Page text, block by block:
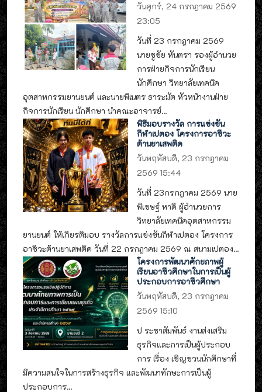
วันศุกร์, 24 กรกฎาคม 2569
23:05
วันที่ 23 กรกฎาคม 2569
นายชูชัย หันตรา รองผู้อำนวย
การฝ่ายกิจการนักเรียน
นักศึกษา วิทยาลัยเทคนิค
อุตสาหกรรมยานยนต์ และนายพิเนตร ธาระมัต หัวหน้างานฝ่าย
กิจการนักเรียน นักศึกษา นำคณะอาจารย์...
พิธีมอบรางวัล การแข่งขัน
กีฬาเปตอง โครงการอาชีวะ
ต้านยาเสพติด
วันพฤหัสบดี, 23 กรกฎาคม
2569 15:44
วันที่ 23กรกฎาคม 2569 นาย
พิเชษฐ์ หาดี ผู้อำนวยการ
วิทยาลัยเทคนิคอุตสาหกรรม
ยานยนต์ ให้เกียรติมอบ รางวัลการแข่งขันกีฬาเปตอง โครงการ
อาชีวะต้านยาเสพติด วันที่ 22 กรกฎาคม 2569 ณ สนามเปตอง...
โครงการพัฒนาศักยภาพผู้
เรียนอาชีวศึกษาในการเป็นผู้
ประกอบการอาชีวศึกษา
วันพฤหัสบดี, 23 กรกฎาคม
2569 15:10
ป ระชาสัมพันธ์ งานส่งเสริม
ธุรกิจและการเป็นผู้ประกอบ
การ เรื่อง เชิญชวนนักศึกษาที่
มีความสนใจในการสร้างธุรกิจ และพัฒนาทักษะการเป็นผู้
ประกอบการ...